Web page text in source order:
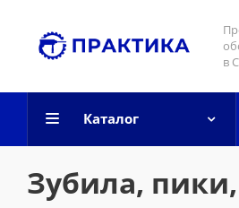
в
Каталог
Зубила, пики,